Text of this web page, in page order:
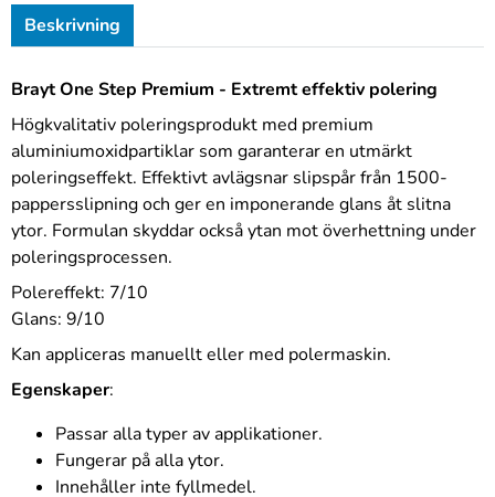
Beskrivning
Brayt One Step Premium - Extremt effektiv polering
Högkvalitativ poleringsprodukt med premium
aluminiumoxidpartiklar som garanterar en utmärkt
poleringseffekt. Effektivt avlägsnar slipspår från 1500-
pappersslipning och ger en imponerande glans åt slitna
ytor. Formulan skyddar också ytan mot överhettning under
poleringsprocessen.
Polereffekt: 7/10
Glans: 9/10
Kan appliceras manuellt eller med polermaskin.
Egenskaper:
Passar alla typer av applikationer.
Fungerar på alla ytor.
Innehåller inte fyllmedel.